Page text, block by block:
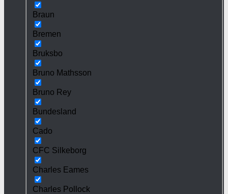
Braun
Bremen
Bruksbo
Bruno Mathsson
Bruno Rey
Bundesland
Cado
CFC Silkeborg
Charles Eames
Charles Pollock